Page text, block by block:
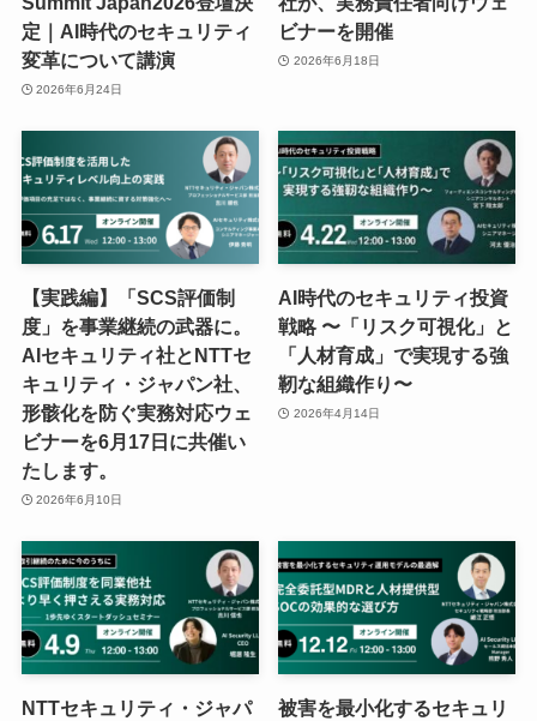
定｜AI時代のセキュリティ
変革について講演
2026年6月24日
ビナーを開催
2026年6月18日
【実践編】「SCS評価制
度」を事業継続の武器に。
AIセキュリティ社とNTTセ
キュリティ・ジャパン社、
形骸化を防ぐ実務対応ウェ
ビナーを6月17日に共催い
たします。
2026年6月10日
AI時代のセキュリティ投資
戦略 〜「リスク可視化」と
「人材育成」で実現する強
靭な組織作り〜
2026年4月14日
NTTセキュリティ・ジャパ
被害を最小化するセキュリ